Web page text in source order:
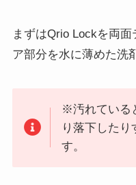
まずはQrio Lockを両
ア部分を水に薄めた洗
※汚れている
り落下した
す。